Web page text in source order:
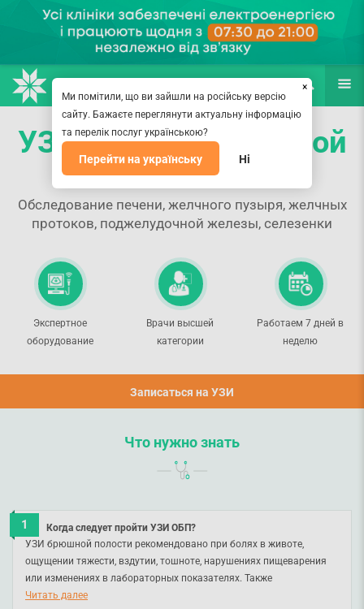
(067) 127-03-03
ПОИСК ЕЩЁ
УЗИ органов брюшной
полости
Обследование печени, желчного пузыря, желчных
протоков, поджелудочной железы, селезенки
Экспертное
оборудование
Врачи высшей
категории
Работаем 7 дней в
неделю
Записаться на УЗИ
Что нужно знать
Когда следует пройти УЗИ ОБП?
УЗИ брюшной полости рекомендовано при болях в животе,
ощущении тяжести, вздутии, тошноте, нарушениях пищеварения
или изменениях в лабораторных показателях. Также
исследование следует проходить профилактически – для раннего
Читать далее
×
Ми помітили, що ви зайшли на російську версію
сайту. Бажаєте переглянути актуальну інформацію
та перелік послуг українською?
Перейти на українську Ні